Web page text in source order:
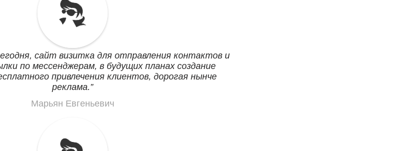
сайт визитка для отправления контактов и
по мессенджерам, в будущих планах создание
привлечения клиентов, дорогая нынче
реклама.
Марьян Евгеньевич